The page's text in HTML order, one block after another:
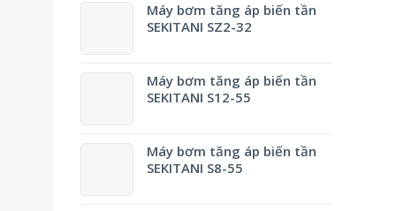
Máy bơm tăng áp biến tần
SEKITANI SZ2-32
Máy bơm tăng áp biến tần
SEKITANI S12-55
Máy bơm tăng áp biến tần
SEKITANI S8-55